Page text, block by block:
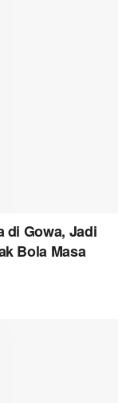
di Gowa, Jadi
Bola Masa